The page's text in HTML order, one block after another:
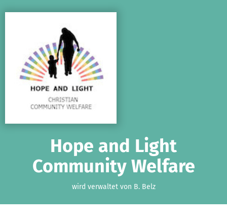
Hope and Light
Community Welfare
wird verwaltet von B. Belz